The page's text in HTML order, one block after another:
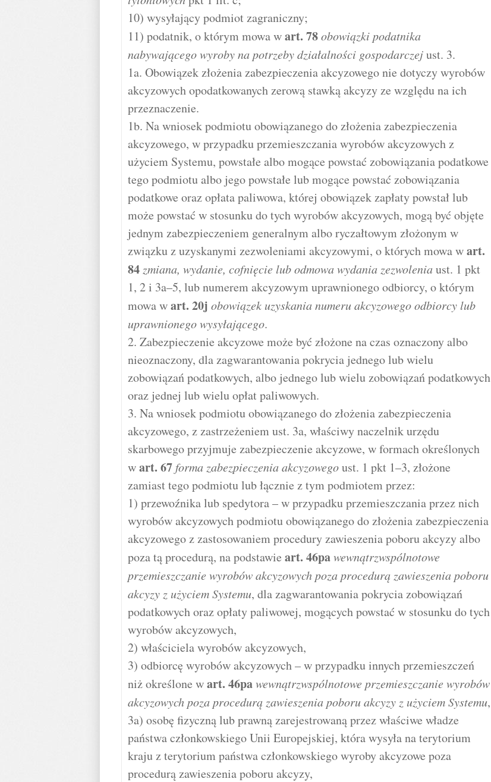
10) wysyłający podmiot zagraniczny;
11) podatnik, o którym mowa wart. 78obowiązki podatnika
nabywającego wyroby na potrzeby działalności gospodarczejust. 3.
1a. Obowiązek złożenia zabezpieczenia akcyzowego nie dotyczy wyrobów
akcyzowych opodatkowanych zerową stawką akcyzy ze względu na ich
przeznaczenie.
1b. Na wniosek podmiotu obowiązanego do złożenia zabezpieczenia
akcyzowego, w przypadku przemieszczania wyrobów akcyzowych z
użyciem Systemu, powstałe albo mogące powstać zobowiązania podatkowe
tego podmiotu albo jego powstałe lub mogące powstać zobowiązania
podatkowe oraz opłata paliwowa, której obowiązek zapłaty powstał lub
może powstać w stosunku do tych wyrobów akcyzowych, mogą być objęte
jednym zabezpieczeniem generalnym albo ryczałtowym złożonym w
związku z uzyskanymi zezwoleniami akcyzowymi, o których mowa wart.
84 zmiana, wydanie, cofnięcie lub odmowa wydania zezwoleniaust. 1 pkt
1, 2 i 3a–5, lub numerem akcyzowym uprawnionego odbiorcy, o którym
mowa wart. 20j obowiązek uzyskania numeru akcyzowego odbiorcy lub
uprawnionego wysyłającego.
2. Zabezpieczenie akcyzowe może być złożone na czas oznaczony albo
nieoznaczony, dla zagwarantowania pokrycia jednego lub wielu
zobowiązań podatkowych, albo jednego lub wielu zobowiązań podatkowych
oraz jednej lub wielu opłat paliwowych.
3. Na wniosek podmiotu obowiązanego do złożenia zabezpieczenia
akcyzowego, z zastrzeżeniem ust. 3a, właściwy naczelnik urzędu
skarbowego przyjmuje zabezpieczenie akcyzowe, w formach określonych
wart. 67 forma zabezpieczenia akcyzowegoust. 1 pkt 1–3, złożone
zamiast tego podmiotu lub łącznie z tym podmiotem przez:
1) przewoźnika lub spedytora – w przypadku przemieszczania przez nich
wyrobów akcyzowych podmiotu obowiązanego do złożenia zabezpieczenia
akcyzowego z zastosowaniem procedury zawieszenia poboru akcyzy albo
poza tą procedurą, na podstawie art. 46pawewnątrzwspólnotowe
przemieszczanie wyrobów akcyzowych poza procedurą zawieszenia poboru
akcyzy z użyciem Systemu, dla zagwarantowania pokrycia zobowiązań
podatkowych oraz opłaty paliwowej, mogących powstać w stosunku do tych
wyrobów akcyzowych,
2) właściciela wyrobów akcyzowych,
3) odbiorcę wyrobów akcyzowych – w przypadku innych przemieszczeń
niż określone wart. 46pawewnątrzwspólnotowe przemieszczanie wyrobów
akcyzowych poza procedurą zawieszenia poboru akcyzy z użyciem Systemu,
3a) osobę fizyczną lub prawną zarejestrowaną przez właściwe władze
państwa członkowskiego Unii Europejskiej, która wysyła na terytorium
kraju z terytorium państwa członkowskiego wyroby akcyzowe poza
procedurą zawieszenia poboru akcyzy,